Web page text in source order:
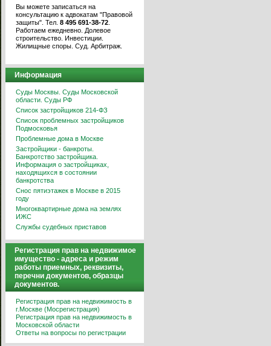
Вы можете записаться на
консультацию к адвокатам "Правовой
защиты". Тел. 8 495 691-38-72
Работаем ежедневно. Долевое
строительство. Инвестиции.
Жилищные споры. Суд. Арбитраж.
Информация
Суды Москвы. Суды Московской
области. Суды РФ
Список застройщиков 214-ФЗ
Список проблемных застройщиков
Подмосковья
Проблемные дома в Москве
Застройщики - банкроты.
Банкротство застройщика.
Информация о застройщиках,
находящихся в состоянии
банкротства
Снос пятиэтажек в Москве в 2015
году
Многоквартирные дома на землях
ИЖС
Службы судебных приставов
Регистрация прав на недвижимое
имущество - адреса и режим
работы приемных, реквизиты,
перечни документов, образцы
документов.
Регистрация прав на недвижимость в
г.Москве (Мосрегистрация)
Регистрация прав на недвижимость в
Московской области
Ответы на вопросы по регистрации